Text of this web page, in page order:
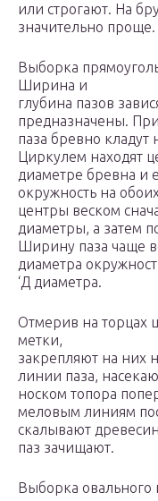
или строгают. На
значительно проще.
Выборка
Ширина и
глубина пазов
предназначены.
паза бревно кладут
Циркулем находят
диаметре бревна и
окружность на
центры веском
диаметры, а затем
Ширину паза чаще
диаметра
‘Д диаметра.
Отмерив на торцах
метки,
закрепляют на них
линии паза,
носком топора
меловым линиям
скалывают
паз зачищают.
Выборка овального